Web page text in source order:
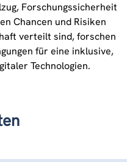
Forschungssicherheit
Chancen und Risiken
verteilt sind, forschen
für eine inklusive,
Technologien.